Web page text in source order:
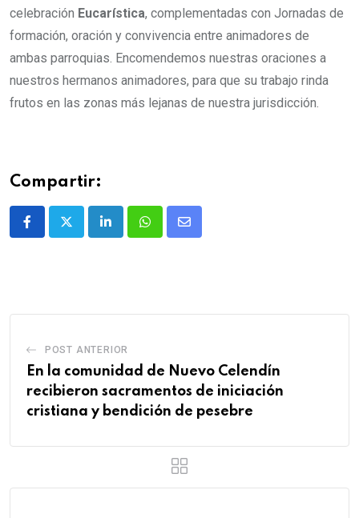
celebración Eucarística, complementadas con Jornadas de
formación, oración y convivencia entre animadores de
ambas parroquias. Encomendemos nuestras oraciones a
nuestros hermanos animadores, para que su trabajo rinda
frutos en las zonas más lejanas de nuestra jurisdicción.
Compartir:
POST ANTERIOR
En la comunidad de Nuevo Celendín
recibieron sacramentos de iniciación
cristiana y bendición de pesebre